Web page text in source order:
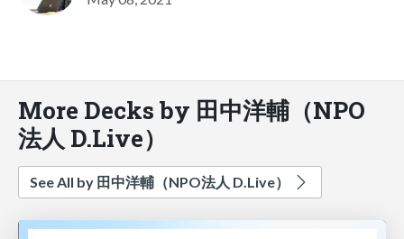
More Decks by 田中洋輔（NPO
法人 D.Live）
See All by 田中洋輔（NPO法人 D.Live）